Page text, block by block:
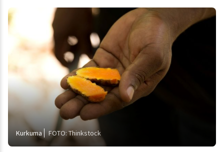
Kurkuma FOTO: Thinkstock